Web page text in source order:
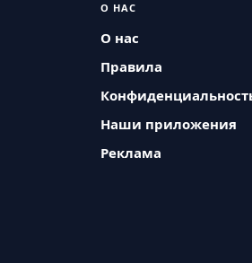
О НАС
О нас
Правила
Наши приложения
Реклама